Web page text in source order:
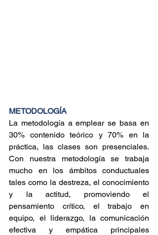
METODOLOGÍA
La metodología a emplear se basa en
30% contenido teórico y 70% en la
práctica, las clases son presenciales.
Con nuestra metodología se trabaja
mucho en los ámbitos conductuales
tales como la destreza, el conocimiento
y la actitud, promoviendo el
pensamiento crítico, el trabajo en
equipo, el liderazgo, la comunicación
efectiva y empática principales